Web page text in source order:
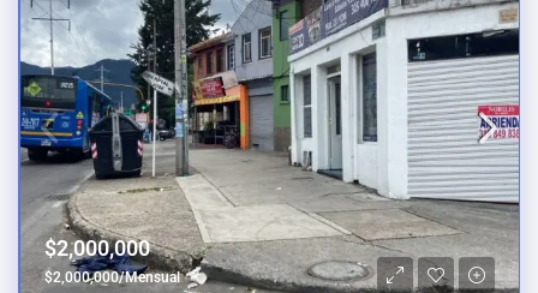
$2,000,000
$2,000,000/Mensual